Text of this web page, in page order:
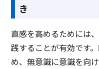
き
直感を高めるためには
践することが有効です
め、無意識に意識を向